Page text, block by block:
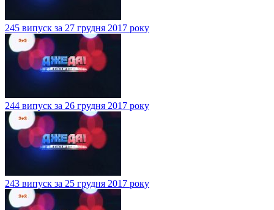
245 випуск за 27 грудня 2017 року
244 випуск за 26 грудня 2017 року
243 випуск за 25 грудня 2017 року